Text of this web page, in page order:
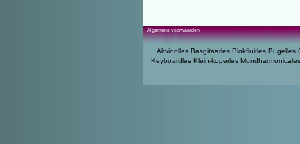
Algemene voorwaarden
Altvioolles Basgitaarles Blokfluitles Bugelles
Keyboardles Klein-koperles Mondharmonicales